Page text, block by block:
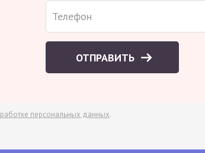
ОТПРАВИТЬ
персональных данных.